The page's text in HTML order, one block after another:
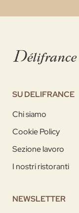
SU DELIFRANCE
Chi siamo
Cookie Policy
Sezione lavoro
I nostri ristoranti
NEWSLETTER